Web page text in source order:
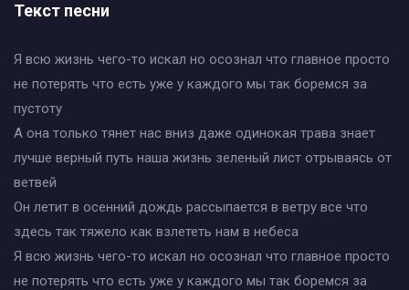
Текст песни
Я всю жизнь чего-то искал но осознал что главное просто
не потерять что есть уже у каждого мы так боремся за
пустоту
А она только тянет нас вниз даже одинокая трава знает
лучше верный путь наша жизнь зеленый лист отрываясь от
ветвей
Он летит в осенний дождь рассыпается в ветру все что
здесь так тяжело как взлететь нам в небеса
Я всю жизнь чего-то искал но осознал что главное просто
не потерять что есть уже у каждого мы так боремся за